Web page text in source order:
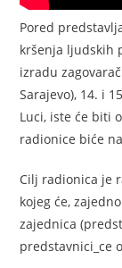
Pored
kršenja ljudskih
izradu
Sarajevo), 14. i
Luci, iste će biti
radionice biće
Cilj radionica je
kojeg će,
zajednica
predstavnici_ce